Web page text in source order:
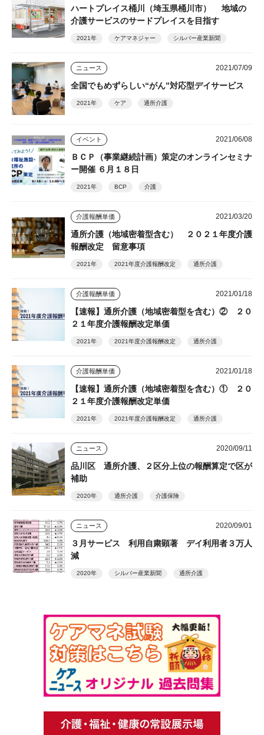
ハートプレイス桶川（埼玉県桶川市） 地域の
介護サービスのサードプレイスを目指す
2021年 ケアマネジャー シルバー産業新聞
ニュース 2021/07/09
全国でもめずらしい“がん”対応型デイサービス
2021年 ケア 通所介護
イベント 2021/06/08
ＢＣＰ（事業継続計画）策定のオンラインセミナ
ー開催 ６月１８日
2021年 BCP 介護
介護報酬単価 2021/03/20
通所介護（地域密着型含む） ２０２１年度介護
報酬改定 留意事項
2021年 2021年度介護報酬改定 通所介護
介護報酬単価 2021/01/18
【速報】通所介護（地域密着型を含む）② ２０
２１年度介護報酬改定単価
2021年 2021年度介護報酬改定 通所介護
介護報酬単価 2021/01/18
【速報】通所介護（地域密着型を含む）① ２０
２１年度介護報酬改定単価
2021年 2021年度介護報酬改定 通所介護
ニュース 2020/09/11
品川区 通所介護、２区分上位の報酬算定で区が
補助
2020年 通所介護 介護保険
ニュース 2020/09/01
３月サービス 利用自粛顕著 デイ利用者３万人
減
2020年 シルバー産業新聞 通所介護